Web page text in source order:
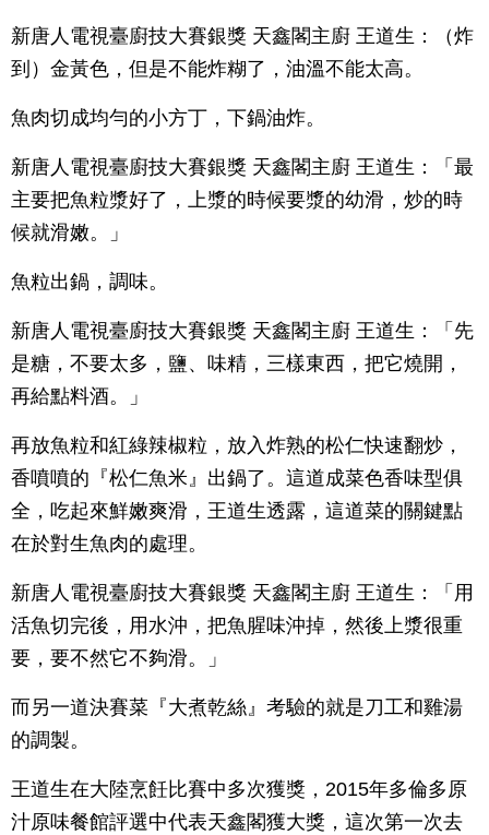
新唐人電視臺廚技大賽銀獎 天鑫閣主廚 王道生：（炸
到）金黃色，但是不能炸糊了，油溫不能太高。
魚肉切成均勻的小方丁，下鍋油炸。
新唐人電視臺廚技大賽銀獎 天鑫閣主廚 王道生：「最
主要把魚粒漿好了，上漿的時候要漿的幼滑，炒的時
候就滑嫩。」
魚粒出鍋，調味。
新唐人電視臺廚技大賽銀獎 天鑫閣主廚 王道生：「先
是糖，不要太多，鹽、味精，三樣東西，把它燒開，
再給點料酒。」
再放魚粒和紅綠辣椒粒，放入炸熟的松仁快速翻炒，
香噴噴的『松仁魚米』出鍋了。這道成菜色香味型俱
全，吃起來鮮嫩爽滑，王道生透露，這道菜的關鍵點
在於對生魚肉的處理。
新唐人電視臺廚技大賽銀獎 天鑫閣主廚 王道生：「用
活魚切完後，用水沖，把魚腥味沖掉，然後上漿很重
要，要不然它不夠滑。」
而另一道決賽菜『大煮乾絲』考驗的就是刀工和雞湯
的調製。
王道生在大陸烹飪比賽中多次獲獎，2015年多倫多原
汁原味餐館評選中代表天鑫閣獲大獎，這次第一次去